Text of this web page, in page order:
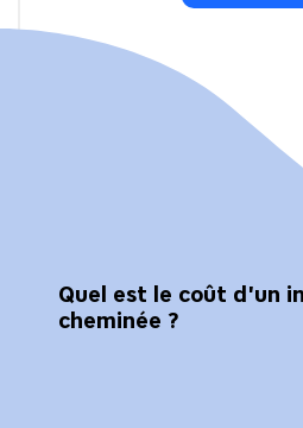
Quel est le coût d'un
cheminée ?